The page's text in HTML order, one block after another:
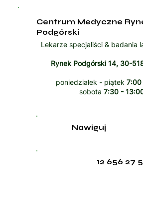
Centrum Medyczne
Podgórski
Lekarze specjaliści & badania
Rynek Podgórski 14, 30-
poniedziałek - piątek
sobota 7:30 -
12 656 27
Nawiguj